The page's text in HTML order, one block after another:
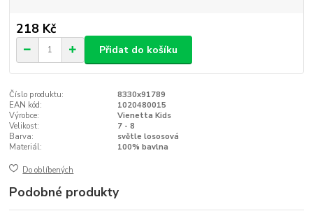
218 Kč
Přidat do košíku
Číslo produktu:
8330x91789
EAN kód:
1020480015
Výrobce:
Vienetta Kids
Velikost:
7 - 8
Barva:
světle lososová
Materiál:
100% bavlna
Do oblíbených
Podobné produkty